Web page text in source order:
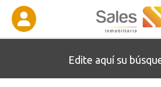
Edite aquí su